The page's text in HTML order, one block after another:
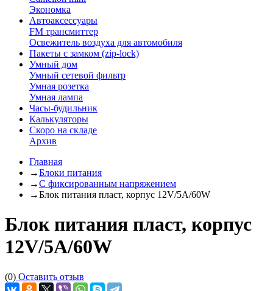
Экономка
Автоаксессуары
FM трансмиттер
Освежитель воздуха для автомобиля
Пакеты с замком (zip-lock)
Умный дом
Умный сетевой фильтр
Умная розетка
Умная лампа
Часы-будильник
Калькуляторы
Скоро на складе
Архив
Главная
→Блоки питания
→C фиксированным напряжением
→Блок питания пласт, корпус 12V/5А/60W
Блок питания пласт, корпус
12V/5А/60W
(0) Оставить отзыв